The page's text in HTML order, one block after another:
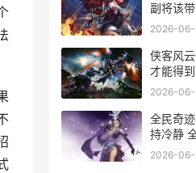
副将该
志在游戏
2026-
侠客风
才能得
门派
2026-
全民奇
持冷静
最强组合
2026-